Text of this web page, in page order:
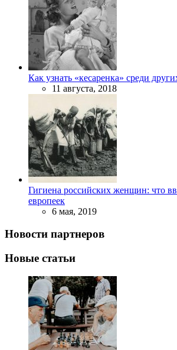
Как узнать «кесаренка» среди
11 августа, 2018
Гигиена российских женщин: что
европеек
6 мая, 2019
Новости партнеров
Новые статьи